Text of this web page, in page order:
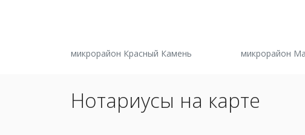
микрорайон Красный Камень микрорайон
Нотариусы на карте